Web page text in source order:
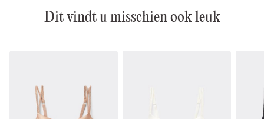
Dit vindt u misschien ook leuk